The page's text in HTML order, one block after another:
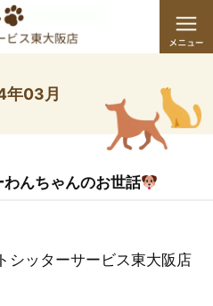
年03月
んちゃんのお世話
シッターサービス東大阪店